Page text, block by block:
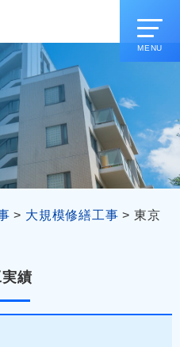
MENU
> 大規模修繕工事 >東京
績